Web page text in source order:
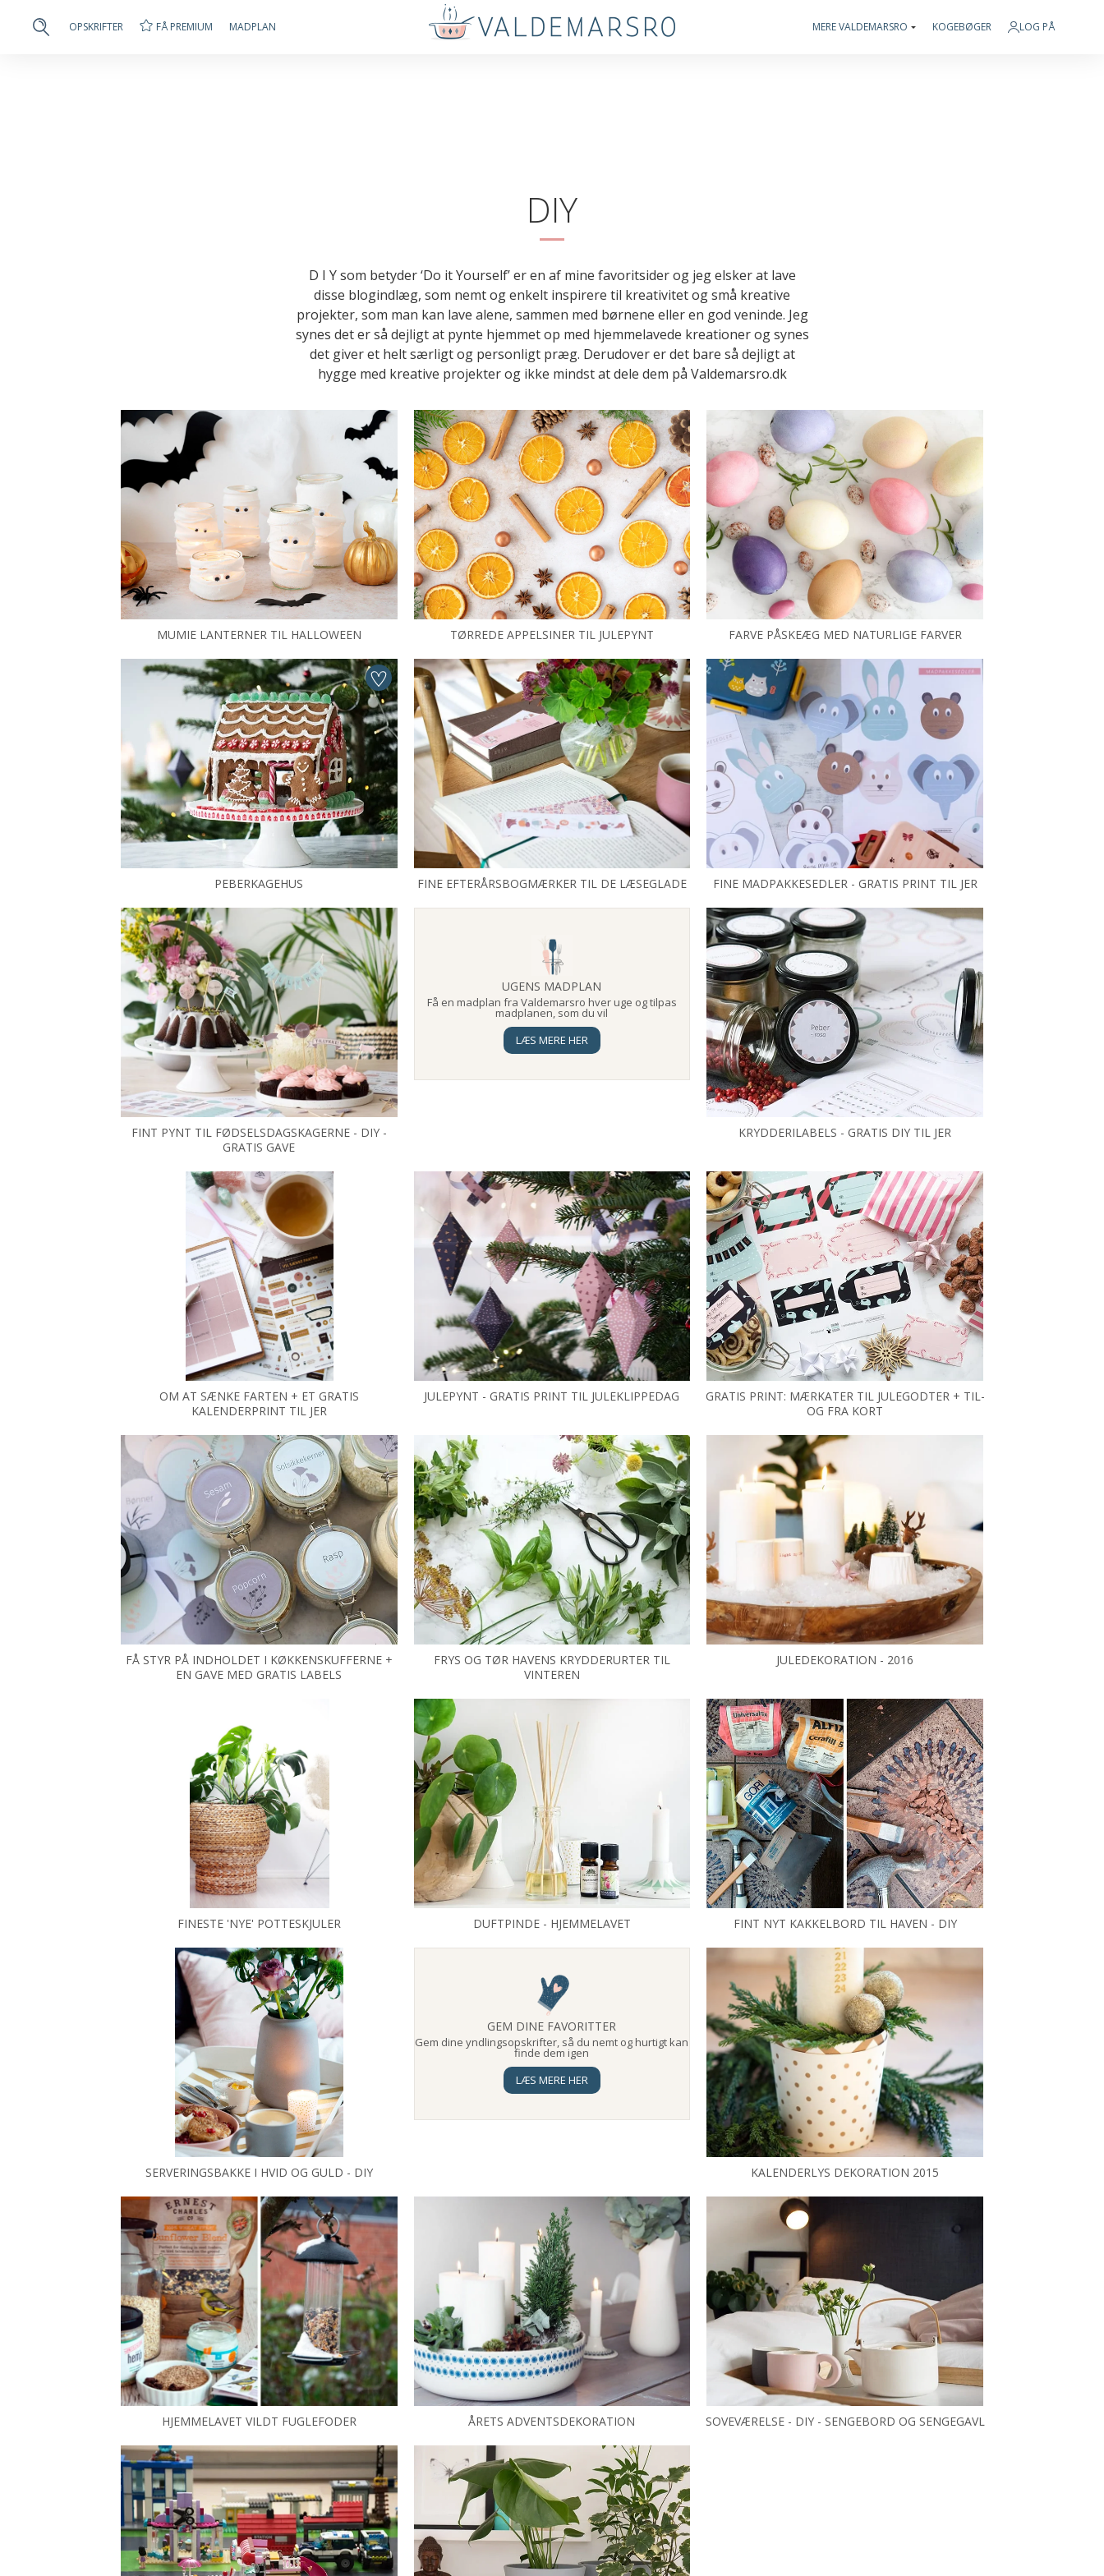
OPSKRIFTER FÅ PREMIUM MADPLAN MERE VALDEMARSRO KOGEBØGER LOG PÅ
DIY
D I Y som betyder ‘Do it Yourself’ er en af mine favoritsider og jeg elsker at lave
disse blogindlæg, som nemt og enkelt inspirere til kreativitet og små kreative
projekter, som man kan lave alene, sammen med børnene eller en god veninde. Jeg
synes det er så dejligt at pynte hjemmet op med hjemmelavede kreationer og synes
det giver et helt særligt og personligt præg. Derudover er det bare så dejligt at
hygge med kreative projekter og ikke mindst at dele dem på Valdemarsro.dk
MUMIE LANTERNER TIL HALLOWEEN TØRREDE APPELSINER TIL JULEPYNT FARVE PÅSKEÆG MED NATURLIGE FARVER
PEBERKAGEHUS FINE EFTERÅRSBOGMÆRKER TIL DE LÆSEGLADE FINE MADPAKKESEDLER - GRATIS PRINT TIL JER
FINT PYNT TIL FØDSELSDAGSKAGERNE - DIY -
GRATIS GAVE
UGENS MADPLAN
Få en madplan fra Valdemarsro hver uge og tilpas
madplanen, som du vil
LÆS MERE HER
KRYDDERILABELS - GRATIS DIY TIL JER
OM AT SÆNKE FARTEN + ET GRATIS
KALENDERPRINT TIL JER
JULEPYNT - GRATIS PRINT TIL JULEKLIPPEDAG
GRATIS PRINT: MÆRKATER TIL JULEGODTER + TIL-
OG FRA KORT
FÅ STYR PÅ INDHOLDET I KØKKENSKUFFERNE +
EN GAVE MED GRATIS LABELS
FRYS OG TØR HAVENS KRYDDERURTER TIL
VINTEREN
JULEDEKORATION - 2016
FINESTE 'NYE' POTTESKJULER DUFTPINDE - HJEMMELAVET FINT NYT KAKKELBORD TIL HAVEN - DIY
SERVERINGSBAKKE I HVID OG GULD - DIY
GEM DINE FAVORITTER
Gem dine yndlingsopskrifter, så du nemt og hurtigt kan
finde dem igen
LÆS MERE HER
KALENDERLYS DEKORATION 2015
HJEMMELAVET VILDT FUGLEFODER ÅRETS ADVENTSDEKORATION SOVEVÆRELSE - DIY - SENGEBORD OG SENGEGAVL